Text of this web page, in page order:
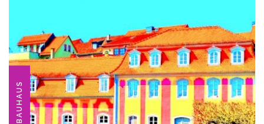
BAUHAUS